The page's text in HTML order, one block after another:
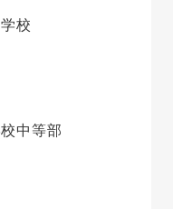
校
中等部